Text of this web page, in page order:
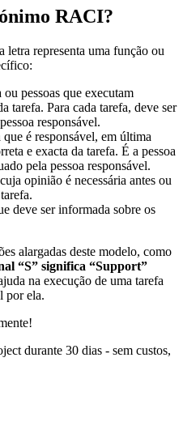
RACI?
representa uma função ou
ou pessoas que executam
tarefa. Para cada tarefa, deve ser
responsável.
que é responsável, em última
e exacta da tarefa. É a pessoa
pela pessoa responsável.
opinião é necessária antes ou
deve ser informada sobre os
alargadas deste modelo, como
“S” significa “Support”
na execução de uma tarefa
por ela.
durante 30 dias - sem custos,